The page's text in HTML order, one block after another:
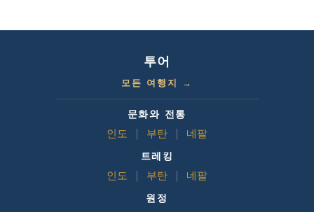
투어
모든 여행지 →
문화와 전통
인도
부탄 네팔
트레킹
인도
부탄 네팔
원정